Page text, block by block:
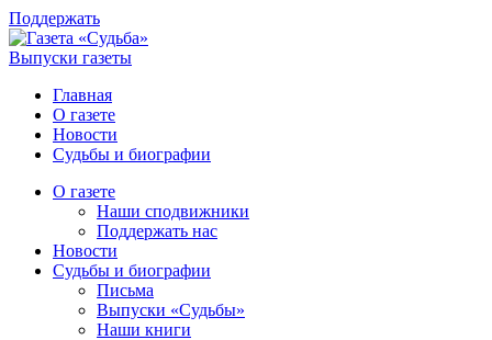
Поддержать
Выпуски газеты
Главная
О газете
Новости
Судьбы и биографии
О газете
Наши сподвижники
Поддержать нас
Новости
Судьбы и биографии
Письма
Выпуски «Судьбы»
Наши книги